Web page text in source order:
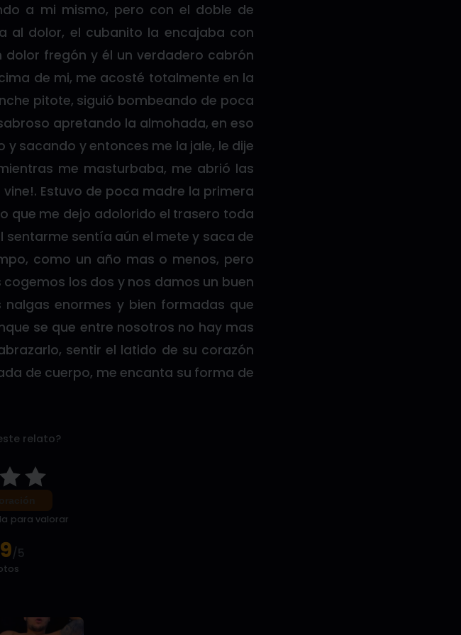
a mi mismo, pero con el doble de
al dolor, el cubanito la encajaba con
fregón y él un verdadero cabrón
de mi, me acosté totalmente en la
pitote, siguió bombeando de poca
apretando la almohada, en eso
sacando y entonces me la jale, le dije
me masturbaba, me abrió las
Estuvo de poca madre la primera
que me dejo adolorido el trasero toda
sentía aún el mete y saca de
como un año mas o menos, pero
los dos y nos damos un buen
enormes y bien formadas que
se que entre nosotros no hay mas
sentir el latido de su corazón
de cuerpo, me encanta su forma de
relato?
para valorar
/5